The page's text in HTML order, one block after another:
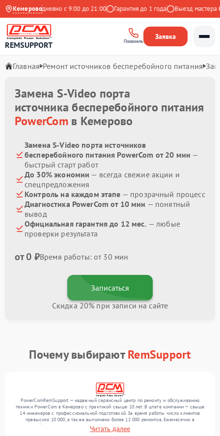
Кемерово
Ежедневно с 9:00 до 21:00 Гарантия до 1 года Выезд мастера
REMSUPPORT Позвонить
Заявка
Главная Ремонт источников бесперебойного питания
Замена S-Video порта
источника бесперебойного питания
PowerComв Кемерово
Замена S-Video порта источников
бесперебойного питания PowerCom от 20 мин —
быстрый старт работ
До 30% экономии — всегда свежие акции и
спецпредложения
Контроль на каждом этапе — прозрачный процесс
Диагностика PowerCom от 10 мин — понятный
вывод
Официальная гарантия до 12 мес. — любые
проверки результата
от 0 ₽Время работы: от 30 мин
Записаться
Скидка 20% при записи на сайте
Почему выбираютRemSupport
PowerComRemSupport — надежный сервисный центр по ремонту и обслуживанию
техники PowerCom в Кемерово с практикой свыше 10 лет. В штате компании — свыше
14 инженеров с профессиональной подготовкой. За время работы число клиентов
превысило 10 000, а также выполнено более 12 000 ремонтов. Ежемесячно в
сервисный центр поступает свыше 300 единиц техники, включая , , . Мы выполняем
ремонт различного уровня сложности и гарантируем высокое качество обслуживания
Читать далее